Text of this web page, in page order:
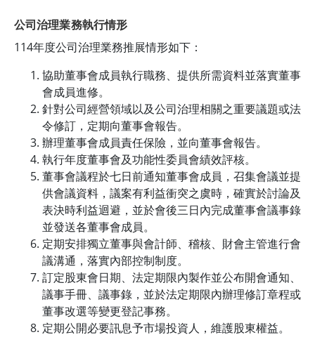
公司治理業務執行情形
114年度公司治理業務推展情形如下：
協助董事會成員執行職務、提供所需資料並落實董事
會成員進修。
針對公司經營領域以及公司治理相關之重要議題或法
令修訂，定期向董事會報告。
辦理董事會成員責任保險，並向董事會報告。
執行年度董事會及功能性委員會績效評核。
董事會議程於七日前通知董事會成員，召集會議並提
供會議資料，議案有利益衝突之虞時，確實於討論及
表決時利益迴避，並於會後三日內完成董事會議事錄
並發送各董事會成員。
定期安排獨立董事與會計師、稽核、財會主管進行會
議溝通，落實內部控制制度。
訂定股東會日期、法定期限內製作並公布開會通知、
議事手冊、議事錄，並於法定期限內辦理修訂章程或
董事改選等變更登記事務。
定期公開必要訊息予市場投資人，維護股東權益。